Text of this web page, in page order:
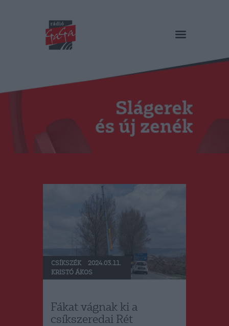
RÁDIÓ GAGA
Műsorok
Duma Duba
Podcast és videók
Stáb
CSÍKSZÉK
2024.03.11.
KRISTÓ ÁKOS
Fákat vágnak ki a
csíkszeredai Rét